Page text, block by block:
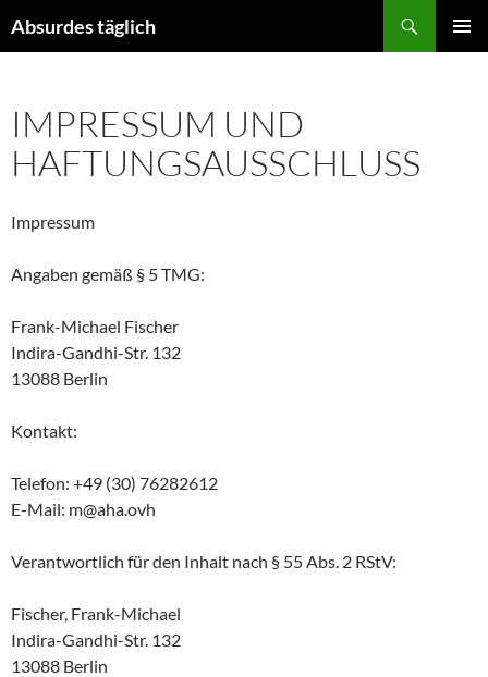
Absurdes täglich
IMPRESSUM UND
HAFTUNGSAUSSCHLUSS
Impressum
Angaben gemäß § 5 TMG:
Frank-Michael Fischer
Indira-Gandhi-Str. 132
13088 Berlin
Kontakt:
Telefon: +49 (30) 76282612
E-Mail: m@aha.ovh
Verantwortlich für den Inhalt nach § 55 Abs. 2 RStV:
Fischer, Frank-Michael
Indira-Gandhi-Str. 132
13088 Berlin